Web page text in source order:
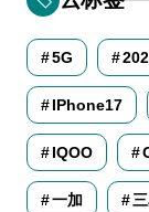
5G
IPhone17
IQOO
一加